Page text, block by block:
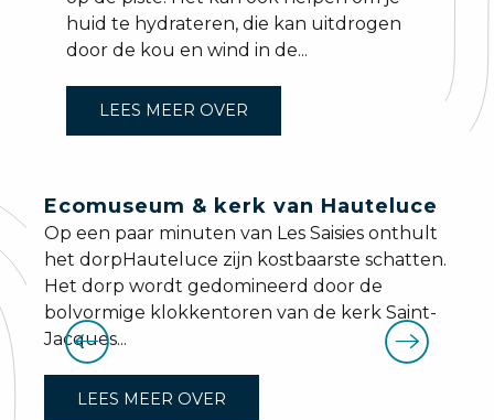
huid te hydrateren, die kan uitdrogen
door de kou en wind in de...
LEES MEER OVER
Ecomuseum & kerk van Hauteluce
Op een paar minuten van Les Saisies onthult
het dorpHauteluce zijn kostbaarste schatten.
Het dorp wordt gedomineerd door de
bolvormige klokkentoren van de kerk Saint-
Jacques...
LEES MEER OVER